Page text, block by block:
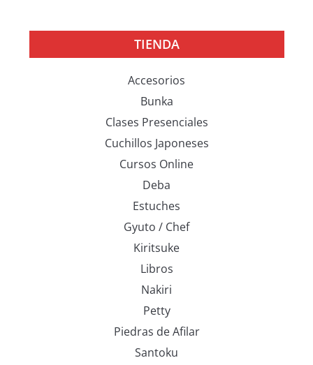
TIENDA
Accesorios
Bunka
Clases Presenciales
Cuchillos Japoneses
Cursos Online
Deba
Estuches
Gyuto / Chef
Kiritsuke
Libros
Nakiri
Petty
Piedras de Afilar
Santoku